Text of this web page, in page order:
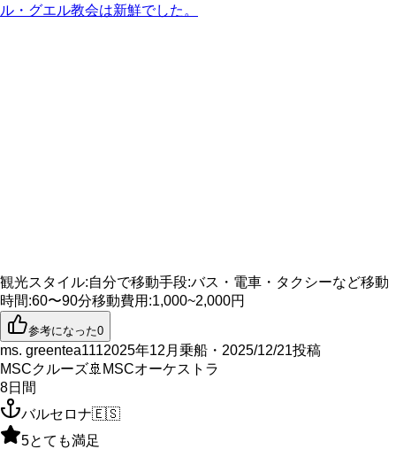
ル・グエル教会は新鮮でした。
観光スタイル:自分で移動手段:バス・電車・タクシーなど移動
時間:60〜90分移動費用 :1,000~2,000円
参考になった0
ms. greentea1112025年12月乗船・2025/12/21投稿
MSCクルーズ🚢 MSCオーケストラ
8日間
バルセロナ🇪🇸
5とても満足